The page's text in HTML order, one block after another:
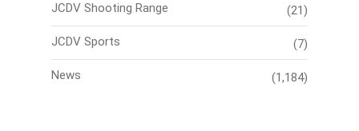
JCDV Shooting Range (21)
JCDV Sports (7)
News (1,184)